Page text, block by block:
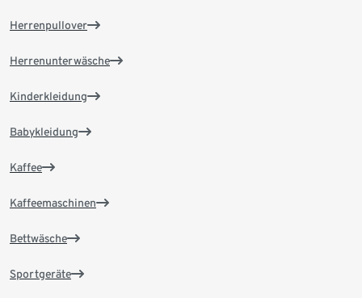
Herrenpullover
Herrenunterwäsche
Kinderkleidung
Babykleidung
Kaffee
Kaffeemaschinen
Bettwäsche
Sportgeräte